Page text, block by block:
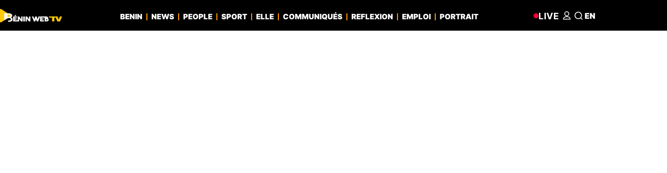
BENIN NEWS PEOPLE SPORT ELLE COMMUNIQUÉS REFLEXION EMPLOI PORTRAIT LIVE EN